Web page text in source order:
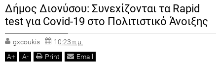
ΔΗΜΟΙ
Δήμος Διονύσου: Συνεχίζονται τα Rapid test για Covid-19 στο Πολιτιστικό
Δήμος Διονύσου: Συνεχίζονται τα Rapid
test για Covid-19 στο Πολιτιστικό Άνοιξης
gxcoukis
10:23 π.μ.
A+ A- Print Email
ΓΕΓΟΝΟΤΑ
ΠΟΛΙΤ. ΒΗΜΑ